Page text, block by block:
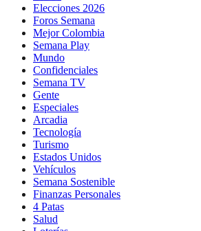
Elecciones 2026
Foros Semana
Mejor Colombia
Semana Play
Mundo
Confidenciales
Semana TV
Gente
Especiales
Arcadia
Tecnología
Turismo
Estados Unidos
Vehículos
Semana Sostenible
Finanzas Personales
4 Patas
Salud